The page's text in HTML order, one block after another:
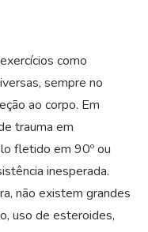
como
sempre no
ao corpo. Em
trauma em
fletido em 90º ou
inesperada.
não existem grandes
uso de esteroides,